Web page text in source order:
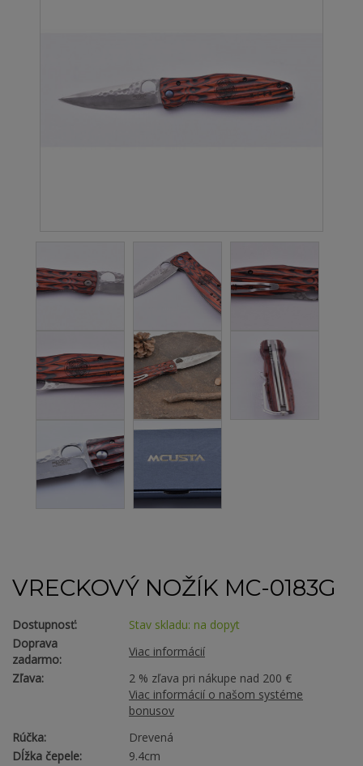
VRECKOVÝ NOŽÍK MC-0183G
Dostupnosť:
Stav skladu: na dopyt
Doprava
zadarmo:
Viac informácií
Zľava:
2 % zľava pri nákupe nad 200 €
Viac informácií o našom systéme
bonusov
Rúčka:
Drevená
Dĺžka čepele:
9.4cm